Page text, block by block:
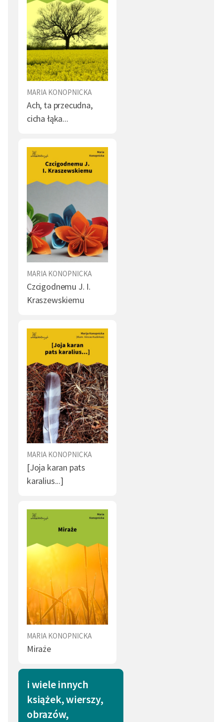
MARIA KONOPNICKA
Ach, ta przecudna,
cicha łąka...
MARIA KONOPNICKA
Czcigodnemu J. I.
Kraszewskiemu
MARIA KONOPNICKA
[Joja karan pats
karalius...]
MARIA KONOPNICKA
Miraże
i wiele innych
książek, wierszy,
obrazów,